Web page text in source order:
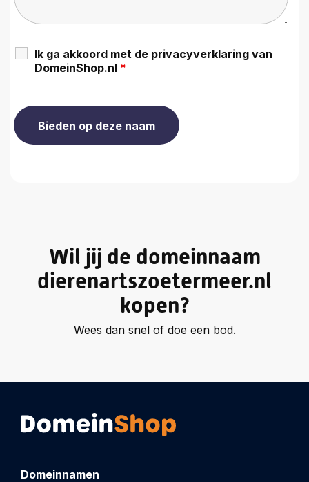
Ik ga akkoord met de privacyverklaring van
DomeinShop.nl *
Wil jij de domeinnaam
dierenartszoetermeer.nl
kopen?
Wees dan snel of doe een bod.
Domeinnamen